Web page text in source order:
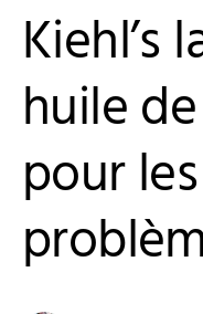
Kiehl’s
huile
pour